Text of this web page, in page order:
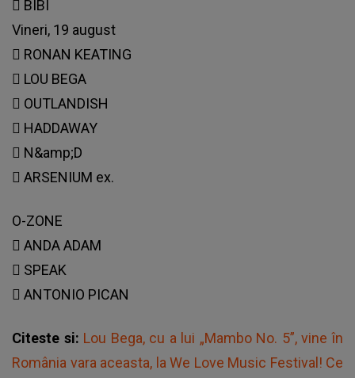
 BIBI
Vineri, 19 august
 RONAN KEATING
 LOU BEGA
 OUTLANDISH
 HADDAWAY
 N&amp;D
 ARSENIUM ex.
O-ZONE
 ANDA ADAM
 SPEAK
 ANTONIO PICAN
Citeste si: Lou Bega, cu a lui „Mambo No. 5”, vine în
România vara aceasta, la We Love Music Festival! Ce